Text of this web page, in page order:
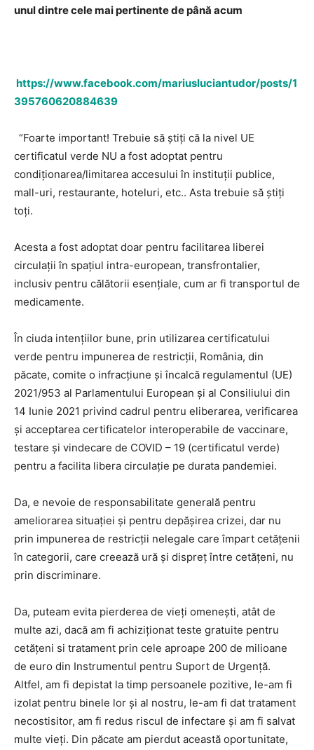
unul dintre cele mai pertinente de până acum
https://www.facebook.com/mariusluciantudor/posts/1
395760620884639
“Foarte important! Trebuie să știți că la nivel UE
certificatul verde NU a fost adoptat pentru
condiționarea/limitarea accesului în instituții publice,
mall-uri, restaurante, hoteluri, etc.. Asta trebuie să știți
toți.
Acesta a fost adoptat doar pentru facilitarea liberei
circulații în spațiul intra-european, transfrontalier,
inclusiv pentru călătorii esențiale, cum ar fi transportul de
medicamente.
În ciuda intențiilor bune, prin utilizarea certificatului
verde pentru impunerea de restricții, România, din
păcate, comite o infracțiune și încalcă regulamentul (UE)
2021/953 al Parlamentului European și al Consiliului din
14 Iunie 2021 privind cadrul pentru eliberarea, verificarea
și acceptarea certificatelor interoperabile de vaccinare,
testare și vindecare de COVID – 19 (certificatul verde)
pentru a facilita libera circulație pe durata pandemiei.
Da, e nevoie de responsabilitate generală pentru
ameliorarea situației și pentru depășirea crizei, dar nu
prin impunerea de restricții nelegale care împart cetățenii
în categorii, care creează ură și dispreț între cetățeni, nu
prin discriminare.
Da, puteam evita pierderea de vieți omenești, atât de
multe azi, dacă am fi achiziționat teste gratuite pentru
cetățeni si tratament prin cele aproape 200 de milioane
de euro din Instrumentul pentru Suport de Urgență.
Altfel, am fi depistat la timp persoanele pozitive, le-am fi
izolat pentru binele lor și al nostru, le-am fi dat tratament
necostisitor, am fi redus riscul de infectare și am fi salvat
multe vieți. Din păcate am pierdut această oportunitate,